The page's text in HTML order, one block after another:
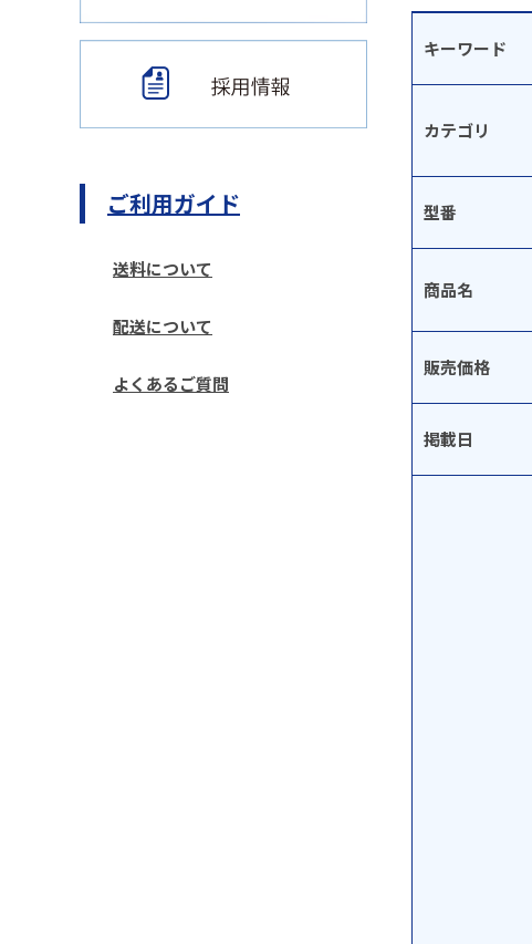
キーワード
カテゴリ
型番
商品名
販売価格
掲載日
ご利用ガイド
送料について
配送について
よくあるご質問